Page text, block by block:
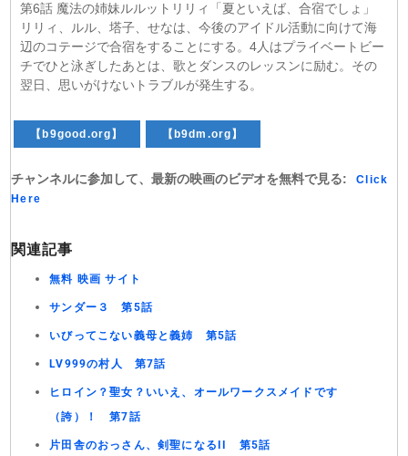
第6話 魔法の姉妹ルルットリリィ「夏といえば、合宿でしょ」
リリィ、ルル、塔子、せなは、今後のアイドル活動に向けて海
辺のコテージで合宿をすることにする。4人はプライベートビー
チでひと泳ぎしたあとは、歌とダンスのレッスンに励む。その
翌日、思いがけないトラブルが発生する。
【b9good.org】 【b9dm.org】
チャンネルに参加して、最新の映画のビデオを無料で見る:
Click
Here
関連記事
無料 映画 サイト
サンダー３ 第5話
いびってこない義母と義姉 第5話
LV999の村人 第7話
ヒロイン？聖女？いいえ、オールワークスメイドです
（誇）！ 第7話
片田舎のおっさん、剣聖になるII 第5話